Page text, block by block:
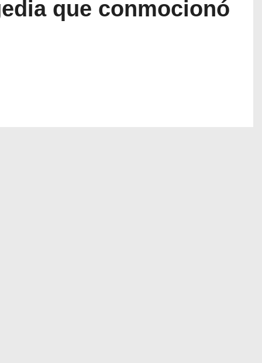
que conmocionó